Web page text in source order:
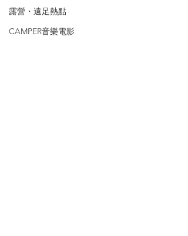
露營・遠足熱點
CAMPER音樂電影